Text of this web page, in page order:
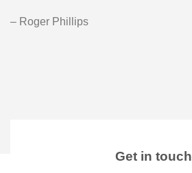
– Roger Phillips
Get in touch